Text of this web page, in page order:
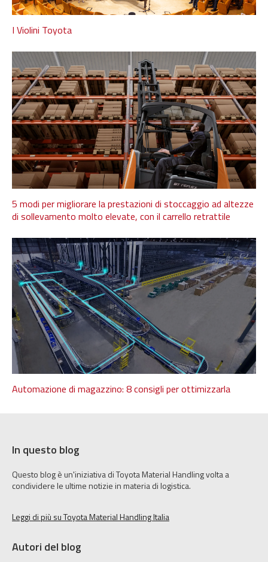
I Violini Toyota
5 modi per migliorare la prestazioni di stoccaggio ad altezze
di sollevamento molto elevate, con il carrello retrattile
Automazione di magazzino: 8 consigli per ottimizzarla
In questo blog
Questo blog è un'iniziativa di Toyota Material Handling volta a
condividere le ultime notizie in materia di logistica.
Leggi di più su Toyota Material Handling Italia
Autori del blog